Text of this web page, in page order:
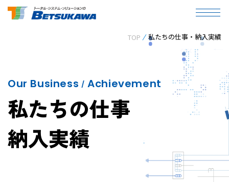
TOP 私たちの仕事・納入実績
Our Business / Achievement
私たちの仕事
納入実績